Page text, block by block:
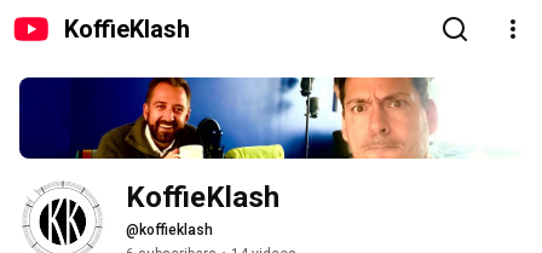
KoffieKlash
KoffieKlash
@koffieklash